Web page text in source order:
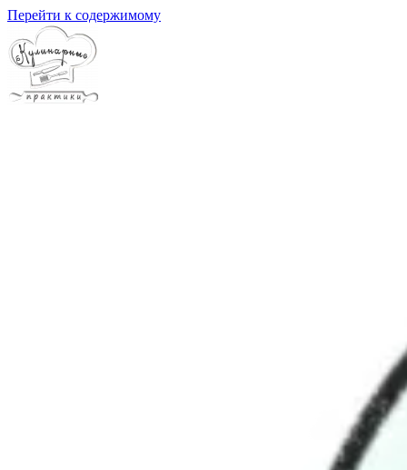
Перейти к содержимому